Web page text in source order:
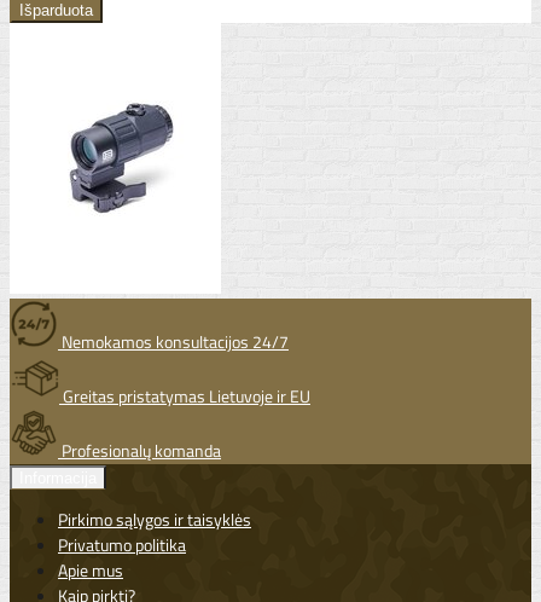
Nemokamos konsultacijos 24/7
Greitas pristatymas Lietuvoje ir EU
Profesionalų komanda
Pirkimo sąlygos ir taisyklės
Privatumo politika
Apie mus
Kaip pirkti?